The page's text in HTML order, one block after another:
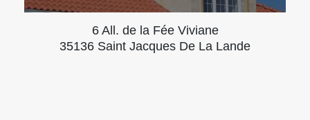
6 All. de la Fée Viviane
35136 Saint Jacques De La Lande